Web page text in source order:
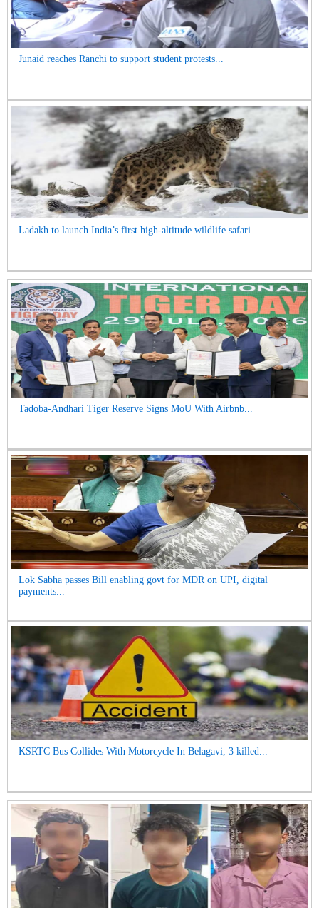
Junaid reaches Ranchi to support student protests...
Ladakh to launch India’s first high-altitude wildlife safari...
Tadoba-Andhari Tiger Reserve Signs MoU With Airbnb...
Lok Sabha passes Bill enabling govt for MDR on UPI, digital
payments...
KSRTC Bus Collides With Motorcycle In Belagavi, 3 killed...